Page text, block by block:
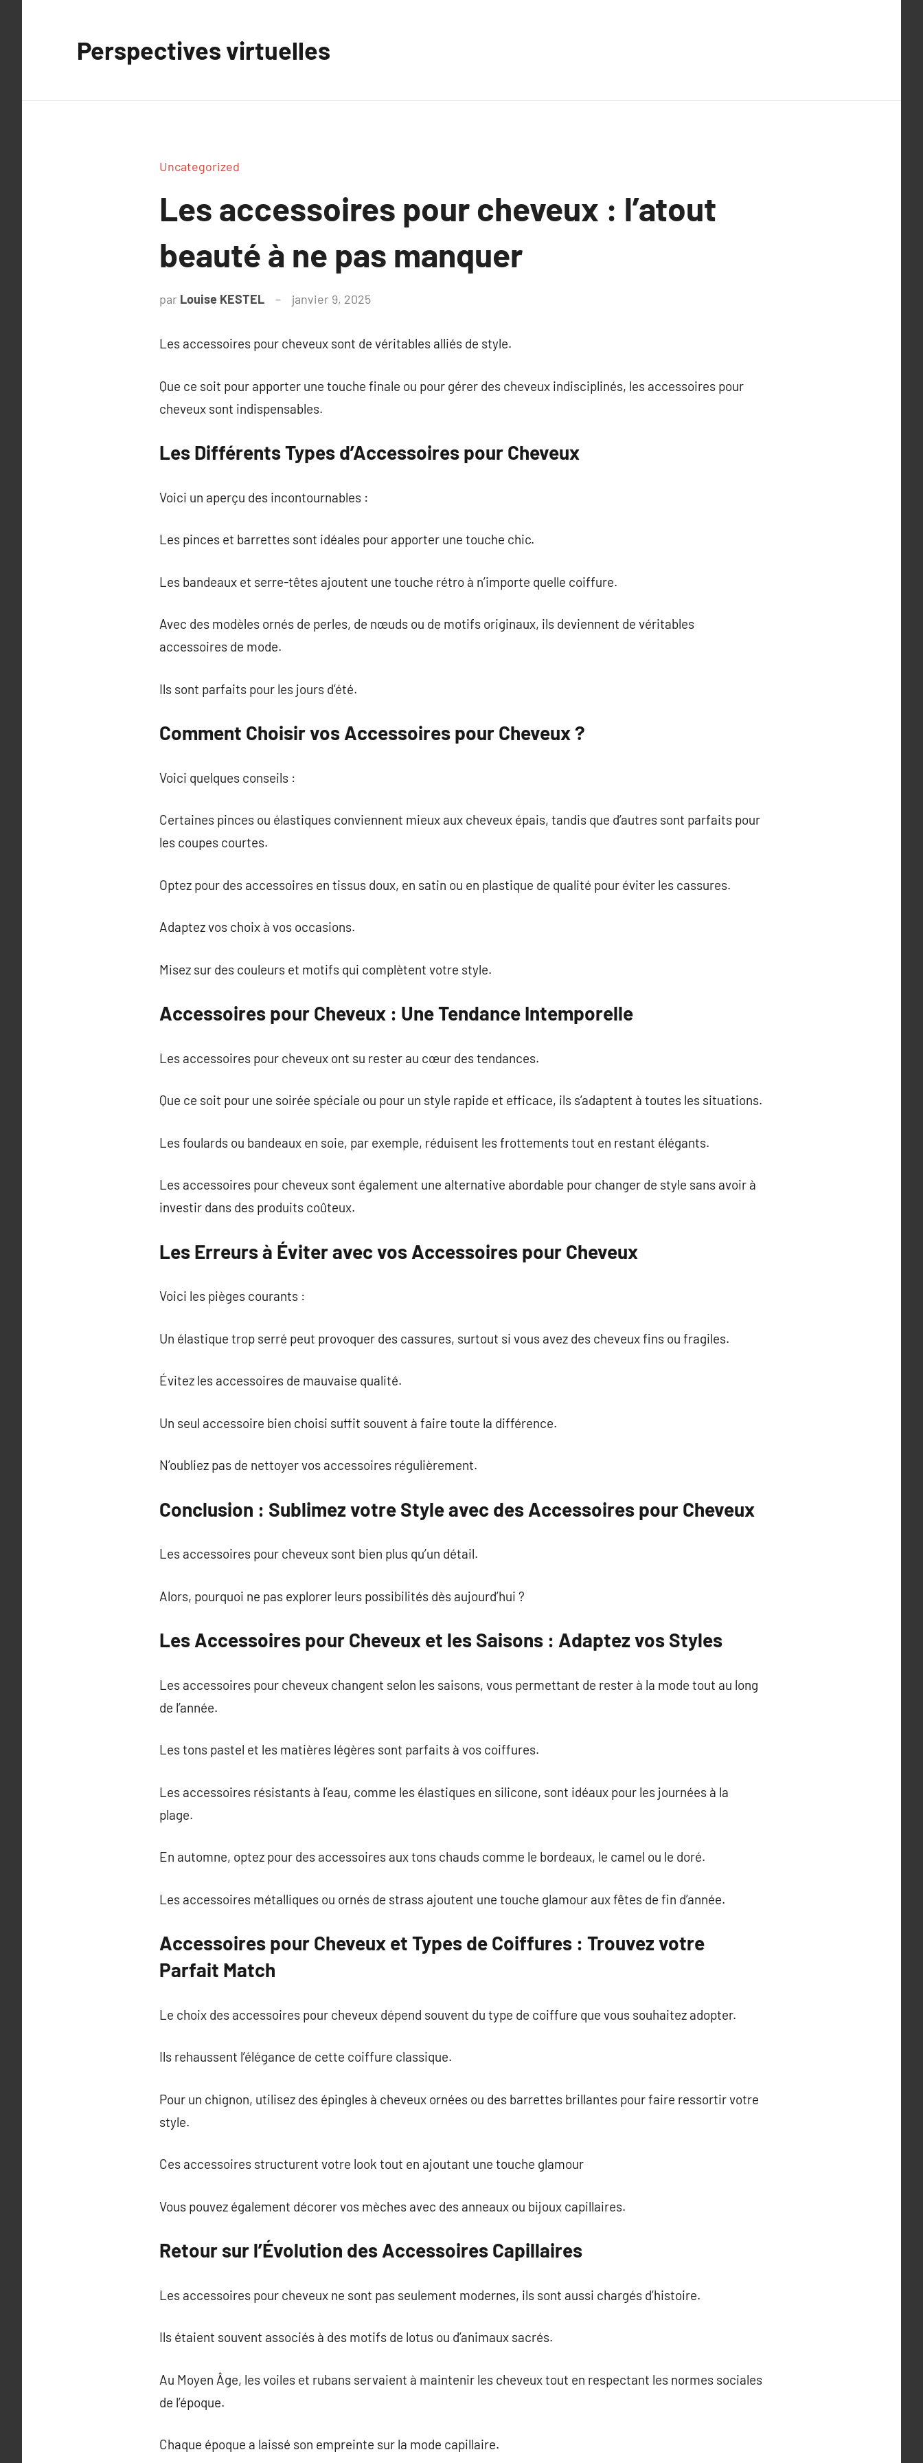
Perspectives virtuelles
Uncategorized
Les accessoires pour cheveux : l’atout
beauté à ne pas manquer
par Louise KESTEL janvier 9, 2025
Les accessoires pour cheveux sont de véritables alliés de style.
Que ce soit pour apporter une touche finale ou pour gérer des cheveux indisciplinés, les accessoires pour
cheveux sont indispensables.
Les Différents Types d’Accessoires pour Cheveux
Voici un aperçu des incontournables :
Les pinces et barrettes sont idéales pour apporter une touche chic.
Les bandeaux et serre-têtes ajoutent une touche rétro à n’importe quelle coiffure.
Avec des modèles ornés de perles, de nœuds ou de motifs originaux, ils deviennent de véritables
accessoires de mode.
Ils sont parfaits pour les jours d’été.
Comment Choisir vos Accessoires pour Cheveux ?
Voici quelques conseils :
Certaines pinces ou élastiques conviennent mieux aux cheveux épais, tandis que d’autres sont parfaits pour
les coupes courtes.
Optez pour des accessoires en tissus doux, en satin ou en plastique de qualité pour éviter les cassures.
Adaptez vos choix à vos occasions.
Misez sur des couleurs et motifs qui complètent votre style.
Accessoires pour Cheveux : Une Tendance Intemporelle
Les accessoires pour cheveux ont su rester au cœur des tendances.
Que ce soit pour une soirée spéciale ou pour un style rapide et efficace, ils s’adaptent à toutes les situations.
Les foulards ou bandeaux en soie, par exemple, réduisent les frottements tout en restant élégants.
Les accessoires pour cheveux sont également une alternative abordable pour changer de style sans avoir à
investir dans des produits coûteux.
Les Erreurs à Éviter avec vos Accessoires pour Cheveux
Voici les pièges courants :
Un élastique trop serré peut provoquer des cassures, surtout si vous avez des cheveux fins ou fragiles.
Évitez les accessoires de mauvaise qualité.
Un seul accessoire bien choisi suffit souvent à faire toute la différence.
N’oubliez pas de nettoyer vos accessoires régulièrement.
Conclusion : Sublimez votre Style avec des Accessoires pour Cheveux
Les accessoires pour cheveux sont bien plus qu’un détail.
Alors, pourquoi ne pas explorer leurs possibilités dès aujourd’hui ?
Les Accessoires pour Cheveux et les Saisons : Adaptez vos Styles
Les accessoires pour cheveux changent selon les saisons, vous permettant de rester à la mode tout au long
de l’année.
Les tons pastel et les matières légères sont parfaits à vos coiffures.
Les accessoires résistants à l’eau, comme les élastiques en silicone, sont idéaux pour les journées à la
plage.
En automne, optez pour des accessoires aux tons chauds comme le bordeaux, le camel ou le doré.
Les accessoires métalliques ou ornés de strass ajoutent une touche glamour aux fêtes de fin d’année.
Accessoires pour Cheveux et Types de Coiffures : Trouvez votre
Parfait Match
Le choix des accessoires pour cheveux dépend souvent du type de coiffure que vous souhaitez adopter.
Ils rehaussent l’élégance de cette coiffure classique.
Pour un chignon, utilisez des épingles à cheveux ornées ou des barrettes brillantes pour faire ressortir votre
style.
Ces accessoires structurent votre look tout en ajoutant une touche glamour
Vous pouvez également décorer vos mèches avec des anneaux ou bijoux capillaires.
Retour sur l’Évolution des Accessoires Capillaires
Les accessoires pour cheveux ne sont pas seulement modernes, ils sont aussi chargés d’histoire.
Ils étaient souvent associés à des motifs de lotus ou d’animaux sacrés.
Au Moyen Âge, les voiles et rubans servaient à maintenir les cheveux tout en respectant les normes sociales
de l’époque.
Chaque époque a laissé son empreinte sur la mode capillaire.